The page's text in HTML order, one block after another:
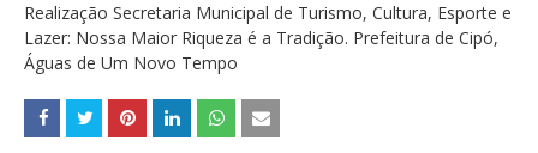
Realização Secretaria Municipal de Turismo, Cultura, Esporte e
Lazer: Nossa Maior Riqueza é a Tradição. Prefeitura de Cipó,
Águas de Um Novo Tempo